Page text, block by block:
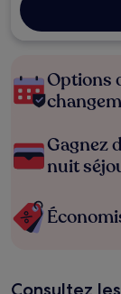
Options
Gagnez
nuit
Consultez